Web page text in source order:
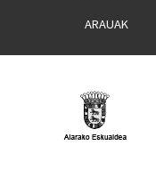
ARAUAK